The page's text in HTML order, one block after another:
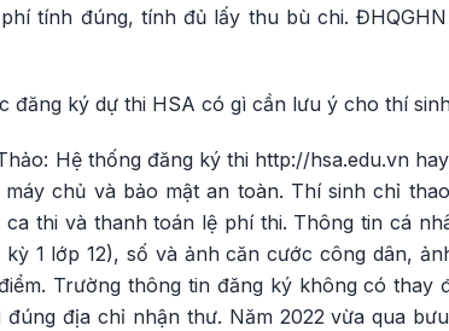
tính đúng, tính đủ lấy thu bù chi.
đăng ký dự thi HSA có gì cần lưu ý cho thí
Hệ thống đăng ký thi http://hsa.edu.vn
chủ và bảo mật an toàn. Thí sinh chỉ
thi và thanh toán lệ phí thi. Thông tin cá
kỳ 1 lớp 12), số và ảnh căn cước công dân,
Trường thông tin đăng ký không có
địa chỉ nhận thư. Năm 2022 vừa qua